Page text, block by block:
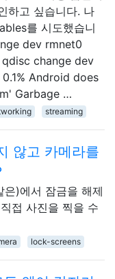
하고 싶습니다. 나
를 시도했습니
dev rmnet0
change dev
Android does
Garbage …
streaming
않고 카메라를
)에서 잠금을 해제
접 사진을 찍을 수
lock-screens